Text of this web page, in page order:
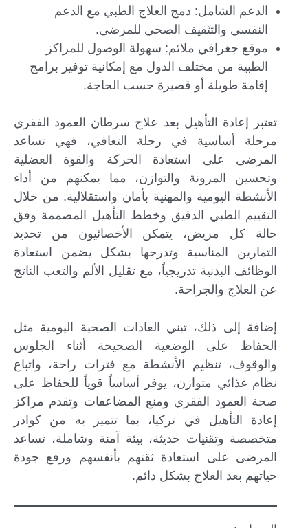
الدعم الشامل: دمج العلاج الطبي مع الدعم
النفسي والتثقيف الصحي للمرضى.
موقع جغرافي ملائم: سهولة الوصول للمراكز
الطبية من مختلف الدول مع إمكانية توفير برامج
إقامة طويلة أو قصيرة حسب الحاجة.
تعتبر إعادة التأهيل بعد علاج سرطان العمود الفقري
مرحلة أساسية في رحلة التعافي، فهي تساعد
المرضى على استعادة الحركة والقوة العضلية
وتحسين المرونة والتوازن، مما يمكنهم من أداء
الأنشطة اليومية والمهنية بأمان واستقلالية. من خلال
التقييم الطبي الدقيق وخطط التأهيل المصممة وفق
حالة كل مريض، يتمكن الأخصائيون من تحديد
التمارين المناسبة وتدرجها بشكل يضمن استعادة
الوظائف البدنية تدريجياً، مع تقليل الألم والتعب الناتج
عن العلاج والجراحة.
إضافة إلى ذلك، تبني العادات الصحية اليومية مثل
الحفاظ على الوضعية الصحيحة أثناء الجلوس
والوقوف، تنظيم الأنشطة مع فترات راحة، واتباع
نظام غذائي متوازن، يوفر أساساً قوياً للحفاظ على
صحة العمود الفقري ومنع المضاعفات وتقدم مراكز
إعادة التأهيل في تركيا، بما تتميز به من كوادر
متخصصة وتقنيات حديثة، بيئة آمنة وشاملة، تساعد
المرضى على استعادة ثقتهم بأنفسهم ورفع جودة
حياتهم بعد العلاج بشكل دائم.